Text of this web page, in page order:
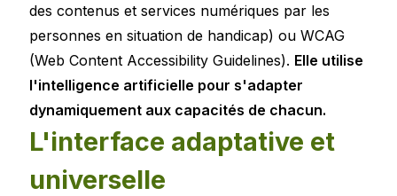
des contenus et services numériques par les
personnes en situation de handicap) ou WCAG
(Web Content Accessibility Guidelines). Elle utilise
l'intelligence artificielle pour s'adapter
dynamiquement aux capacités de chacun.
L'interface adaptative et
universelle